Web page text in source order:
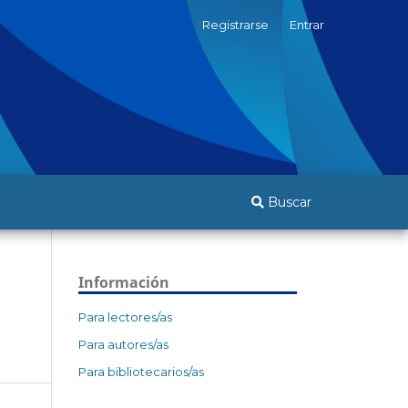
Buscar
Registrarse Entrar
Información
Para lectores/as
Para autores/as
Para bibliotecarios/as